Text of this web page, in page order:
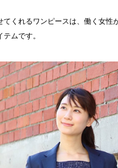
てくれるワンピースは、働く女性
ムです。